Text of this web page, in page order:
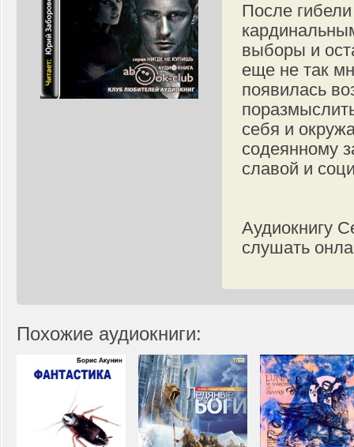
После
выборы и
еще не так
появилась
себя и
содеянному
славой и
Аудиокнигу
слушать
Похожие аудиокниги: